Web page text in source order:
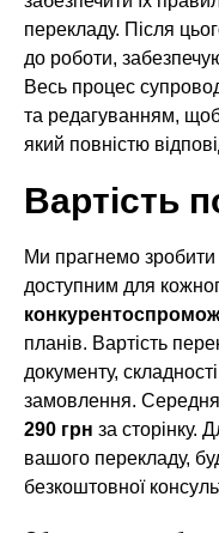
перекладу. Після
до роботи,
Весь процес
та редагуванням,
який повністю
Вартість
Ми прагнемо
доступним для
планів. Вартість
документу,
замовлення. Середня
290 грн за сторінку.
вашого перекладу,
безкоштовної